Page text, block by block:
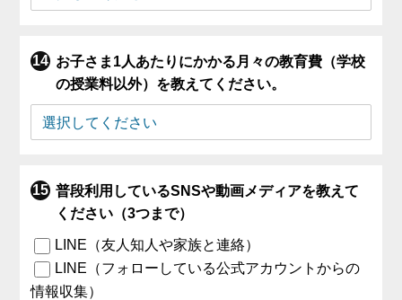
お子さま1人あたりにかかる月々の教育費（学校
の授業料以外）を教えてください。
普段利用しているSNSや動画メディアを教えて
ください（3つまで）
LINE（友人知人や家族と連絡）
LINE（フォローしている公式アカウントからの
情報収集）